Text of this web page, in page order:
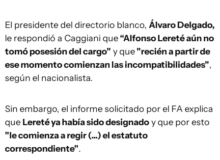
El presidente del directorio blanco, Álvaro Delgado,
le respondió a Caggiani que“Alfonso Lereté aún no
tomó posesión del cargo" y que"recién a partir de
ese momento comienzan las incompatibilidades",
según el nacionalista.
Sin embargo, el informe solicitado por el FA explica
que Lereté ya había sido designadoy que por esto
"le comienza a regir (...) el estatuto
correspondiente".